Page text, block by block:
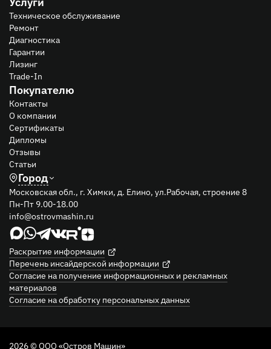
Техническое обслуживание
Ремонт
Диагностика
Гарантии
Лизинг
Trade-In
Покупателю
Контакты
О компании
Сертификаты
Дипломы
Отзывы
Статьи
Город
Московская обл., г. Химки, д. Елино, ул.Рабочая, строение 8
Пн-Пт 9.00-18.00
info@ostrovmashin.ru
Раскрытие информации
Перечень инсайдерской информации
Согласие на получение информационных и рекламных
материалов
Согласие на обработку персональных данных
2026 © ООО «Остров Машин»